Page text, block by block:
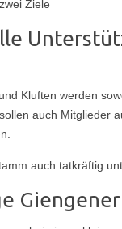
Ziele
Kluften werden
auch Mitglieder
auch tatkräftig